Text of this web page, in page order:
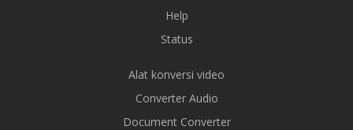
Help
Status
Alat konversi video
Converter Audio
Document Converter